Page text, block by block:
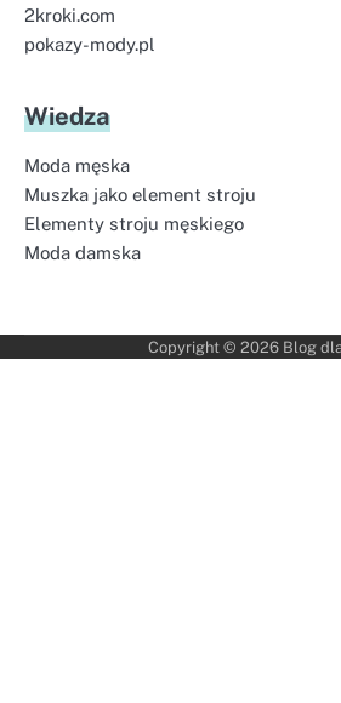
2kroki.com
pokazy-mody.pl
Wiedza
Moda męska
Muszka jako element stroju
Elementy stroju męskiego
Moda damska
Copyright © 2026 Blog